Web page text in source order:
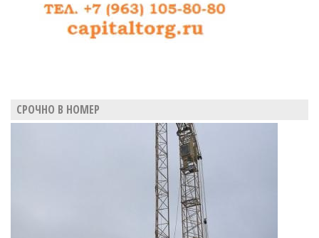
СРОЧНО В НОМЕР